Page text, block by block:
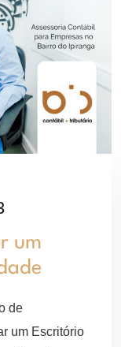
um
de
um Escritório